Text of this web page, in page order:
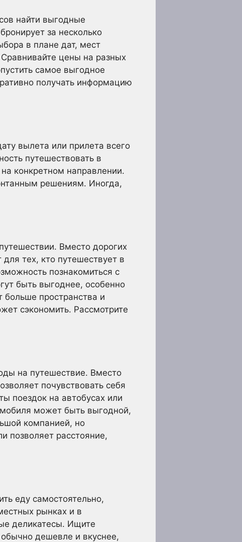
найти выгодные
за несколько
в плане дат, мест
цены на разных
самое выгодное
получать информацию
вылета или прилета всего
путешествовать в
конкретном направлении.
решениям. Иногда,
Вместо дорогих
тех, кто путешествует в
познакомиться с
быть выгоднее, особенно
пространства и
сэкономить. Рассмотрите
на путешествие. Вместо
почувствовать себя
поездок на автобусах или
может быть выгодной,
компанией, но
позволяет расстояние,
еду самостоятельно,
рынках и в
деликатесы. Ищите
дешевле и вкуснее,